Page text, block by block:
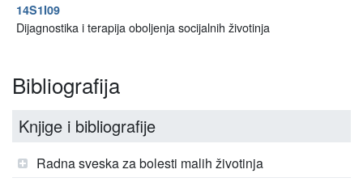
14S1I09
Dijagnostika i terapija oboljenja socijalnih životinja
Bibliografija
Knjige i bibliografije
Radna sveska za bolesti malih životinja